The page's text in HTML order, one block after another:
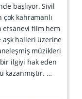
başlıyor. Sivil
çok kahramanlı
efsanevi film hem
aşk halleri üzerine
müzikleri
ilgiyi hak eden
kazanmıştır. …